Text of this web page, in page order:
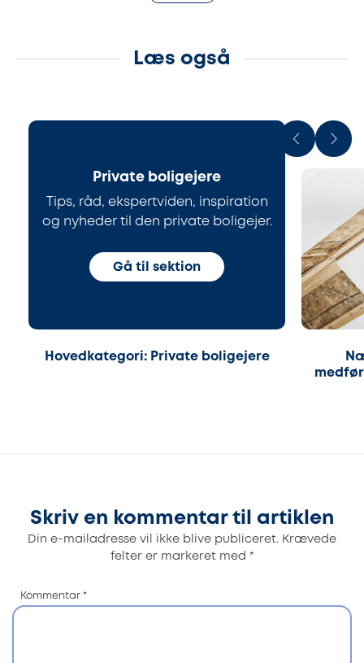
Læs også
Private boligejere
Tips, råd, ekspertviden, inspiration
og nyheder til den private boligejer.
Gå til sektion
Hovedkategori: Private boligejere
Skriv en kommentar til artiklen
Din e-mailadresse vil ikke blive publiceret. Krævede
felter er markeret med *
Kommentar *